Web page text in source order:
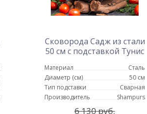
Сковорода Садж из стали
50 см с подставкой Тунис
Материал
Сталь
Диаметр (см)
50 см
Тип подставки
Сварная
Производитель
Shampurs
6 130 руб.